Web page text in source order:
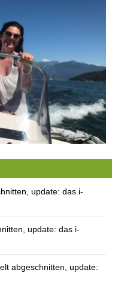
update: das i-
update: das i-
abgeschnitten, update: